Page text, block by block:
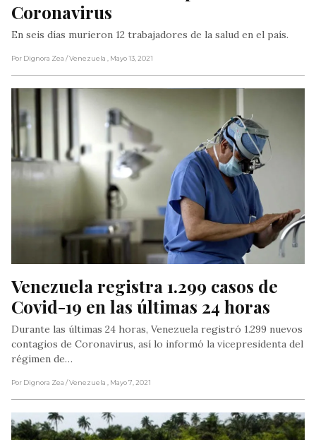
Coronavirus
En seis días murieron 12 trabajadores de la salud en el país.
Por Dignora Zea / Venezuela , Mayo 13, 2021
Venezuela registra 1.299 casos de
Covid-19 en las últimas 24 horas
Durante las últimas 24 horas, Venezuela registró 1.299 nuevos
contagios de Coronavirus, así lo informó la vicepresidenta del
régimen de…
Por Dignora Zea / Venezuela , Mayo 7, 2021